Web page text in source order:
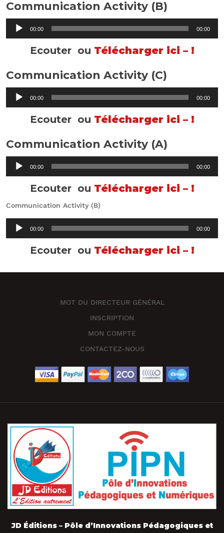
Communication Activity (B)
Lecteur
audio
00:00 00:00
Ecouter ou Télécharger ici – !
Communication Activity (C)
Lecteur
audio
00:00 00:00
Ecouter ou Télécharger ici – !
Communication Activity (A)
Lecteur
audio
00:00 00:00
Ecouter ou Télécharger ici – !
Communication Activity (B)
Lecteur
audio
00:00 00:00
Ecouter ou Télécharger ici – !
MOT DU DIRECTEUR GÉNÉRAL
INSCRIPTION
MON COMPTE
CONTACTEZ-NOUS
JD Éditions – Pôle d’Innovations Pédagogiques et